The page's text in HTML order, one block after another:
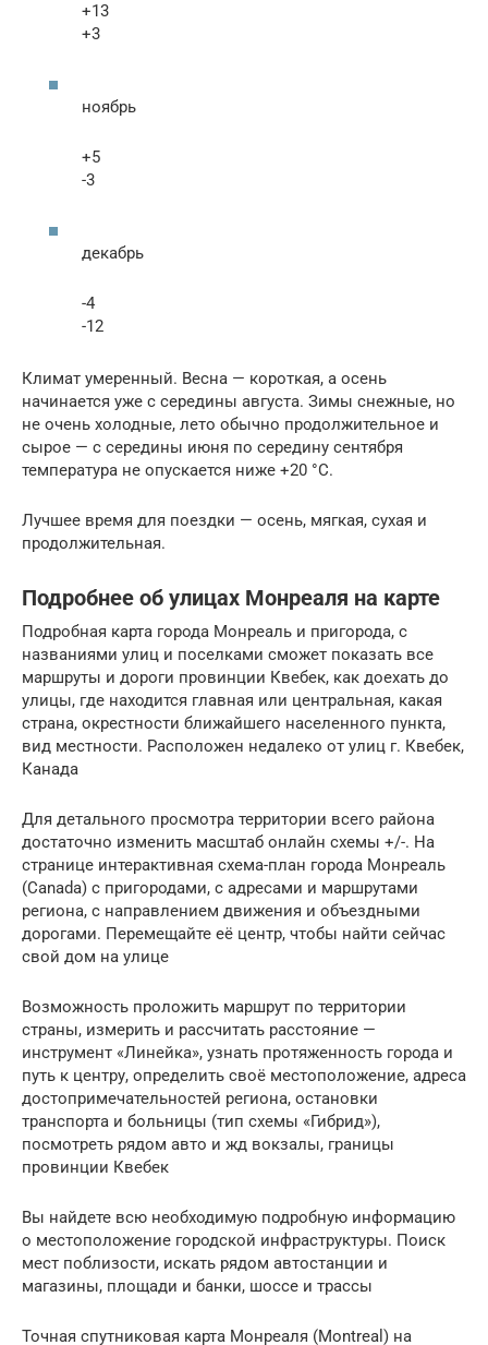
+13
+3
ноябрь
+5
-3
декабрь
-4
-12
Климат умеренный. Весна — короткая, а осень
начинается уже с середины августа. Зимы снежные, но
не очень холодные, лето обычно продолжительное и
сырое — с середины июня по середину сентября
температура не опускается ниже +20 °C.
Лучшее время для поездки — осень, мягкая, сухая и
продолжительная.
Подробнее об улицах Монреаля на карте
Подробная карта города Монреаль и пригорода, с
названиями улиц и поселками сможет показать все
маршруты и дороги провинции Квебек, как доехать до
улицы, где находится главная или центральная, какая
страна, окрестности ближайшего населенного пункта,
вид местности. Расположен недалеко от улиц г. Квебек,
Канада
Для детального просмотра территории всего района
достаточно изменить масштаб онлайн схемы +/-. На
странице интерактивная схема-план города Монреаль
(Canada) с пригородами, с адресами и маршрутами
региона, с направлением движения и объездными
дорогами. Перемещайте её центр, чтобы найти сейчас
свой дом на улице
Возможность проложить маршрут по территории
страны, измерить и рассчитать расстояние —
инструмент «Линейка», узнать протяженность города и
путь к центру, определить своё местоположение, адреса
достопримечательностей региона, остановки
транспорта и больницы (тип схемы «Гибрид»),
посмотреть рядом авто и жд вокзалы, границы
провинции Квебек
Вы найдете всю необходимую подробную информацию
о местоположение городской инфраструктуры. Поиск
мест поблизости, искать рядом автостанции и
магазины, площади и банки, шоссе и трассы
Точная спутниковая карта Монреаля (Montreal) на